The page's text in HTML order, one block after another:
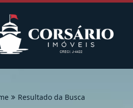
Resultado da Busca